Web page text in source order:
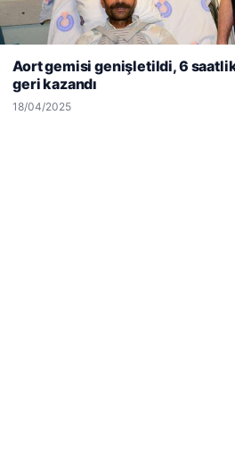
Web sitemizi nasıl kullandığınızı
kullanıyoruz. Çerez Politikamız
Aort gemisi genişletildi, 6 saatlik
geri kazandı
18/04/2025